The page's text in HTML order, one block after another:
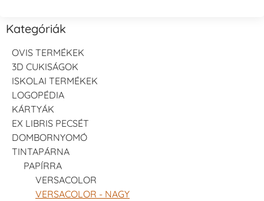
Kategóriák
OVIS TERMÉKEK
3D CUKISÁGOK
ISKOLAI TERMÉKEK
LOGOPÉDIA
KÁRTYÁK
EX LIBRIS PECSÉT
DOMBORNYOMÓ
TINTAPÁRNA
PAPÍRRA
VERSACOLOR
VERSACOLOR - NAGY